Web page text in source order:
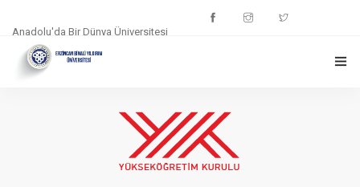
Anadolu'da Bir Dünya Üniversitesi